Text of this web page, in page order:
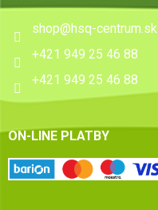
shop@hsq-centrum.sk
+421 949 25 46 88
+421 949 25 46 88
ON-LINE PLATBY